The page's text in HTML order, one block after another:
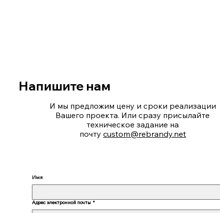
Напишите нам
И мы предложим цену и сроки реализации
Вашего проекта. Или сразу присылайте
техническое задание на
почту custom@rebrandy.net
Имя
Адрес электронной почты *